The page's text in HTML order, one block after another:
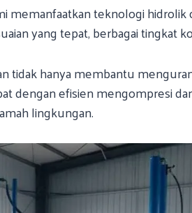
memanfaatkan teknologi
yang tepat, berbagai tingkat
tidak hanya membantu
dengan efisien mengompresi
lingkungan.